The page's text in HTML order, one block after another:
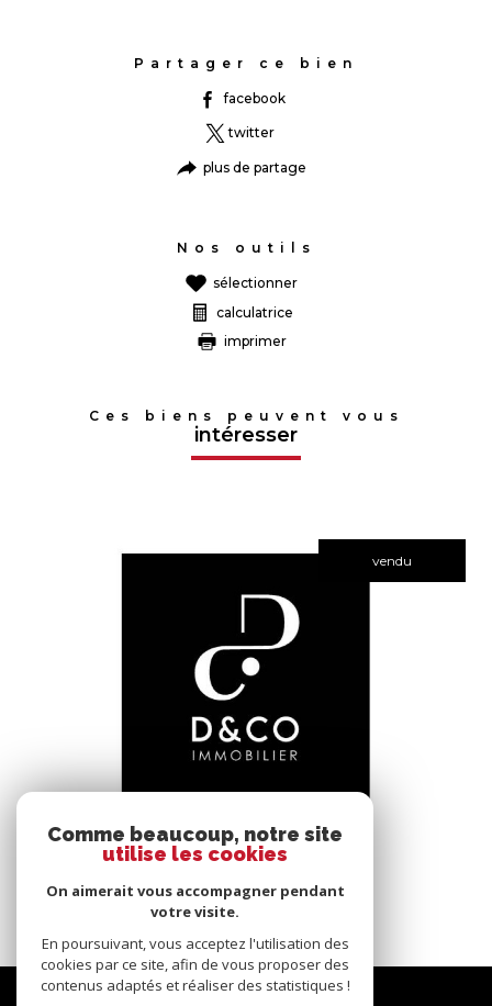
Partager ce bien
facebook
twitter
plus de partage
Nos outils
sélectionner
calculatrice
imprimer
Ces biens peuvent vous
intéresser
vendu
voir le bien
Bâgé-le-Châtel (01380)
Nous
Comme beaucoup, notre site
utilise les cookies
On aimerait vous accompagner pendant
votre visite.
En poursuivant, vous acceptez l'utilisation des
cookies par ce site, afin de vous proposer des
contenus adaptés et réaliser des statistiques !